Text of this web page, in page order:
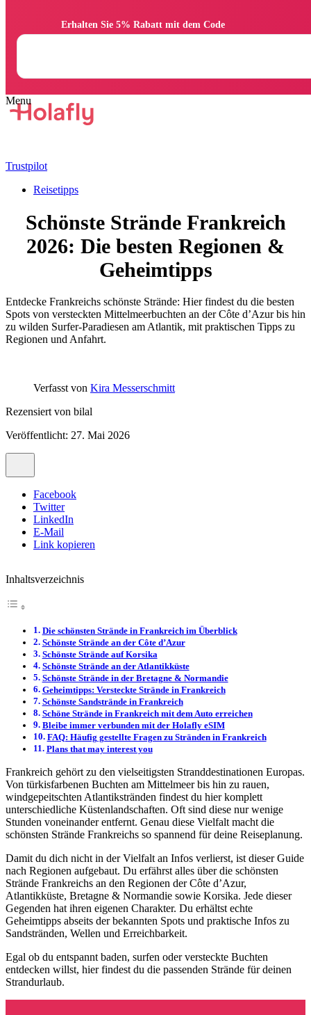
Trustpilot
Reisetipps
Schönste Strände Frankreich
2026: Die besten Regionen &
Geheimtipps
Entdecke Frankreichs schönste Strände: Hier findest du die besten
Spots von versteckten Mittelmeerbuchten an der Côte d’Azur bis hin
zu wilden Surfer-Paradiesen am Atlantik, mit praktischen Tipps zu
Regionen und Anfahrt.
Verfasst von Kira Messerschmitt
Rezensiert von bilal
Veröffentlicht: 27. Mai 2026
Facebook
Twitter
LinkedIn
E-Mail
Link kopieren
Inhaltsverzeichnis
Die schönsten Strände in Frankreich im Überblick
Schönste Strände an der Côte d’Azur
Schönste Strände auf Korsika
Schönste Strände an der Atlantikküste
Schönste Strände in der Bretagne & Normandie
Geheimtipps: Versteckte Strände in Frankreich
Schönste Sandstrände in Frankreich
Schöne Strände in Frankreich mit dem Auto erreichen
Bleibe immer verbunden mit der Holafly eSIM
FAQ: Häufig gestellte Fragen zu Stränden in Frankreich
Plans that may interest you
Frankreich gehört zu den vielseitigsten Stranddestinationen Europas.
Von türkisfarbenen Buchten am Mittelmeer bis hin zu rauen,
windgepeitschten Atlantikstränden findest du hier komplett
unterschiedliche Küstenlandschaften. Oft sind diese nur wenige
Stunden voneinander entfernt. Genau diese Vielfalt macht die
schönsten Strände Frankreichs so spannend für deine Reiseplanung.
Damit du dich nicht in der Vielfalt an Infos verlierst, ist dieser Guide
nach Regionen aufgebaut. Du erfährst alles über die schönsten
Strände Frankreichs an den Regionen der Côte d’Azur,
Atlantikküste, Bretagne & Normandie sowie Korsika. Jede dieser
Gegenden hat ihren eigenen Charakter. Du erhältst echte
Geheimtipps abseits der bekannten Spots und praktische Infos zu
Sandstränden, Wellen und Erreichbarkeit.
Egal ob du entspannt baden, surfen oder versteckte Buchten
entdecken willst, hier findest du die passenden Strände für deinen
Strandurlaub.